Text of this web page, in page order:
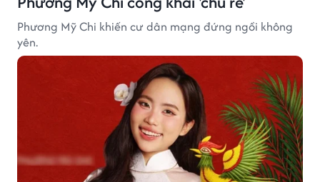
Phương Mỹ Chi khiến cư dân mạng đứng ngồi không
yên.